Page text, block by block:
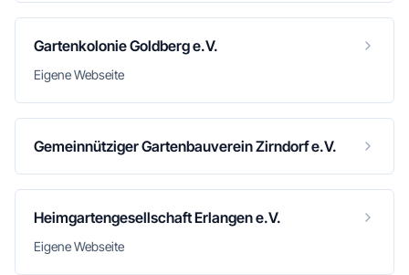
Gartenkolonie Goldberg e.V.
Eigene Webseite
Gemeinnütziger Gartenbauverein Zirndorf e.V.
Heimgartengesellschaft Erlangen e.V.
Eigene Webseite